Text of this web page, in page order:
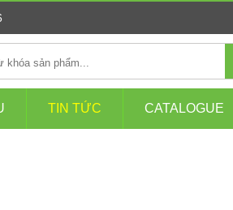
TIN TỨC CATALOGUE